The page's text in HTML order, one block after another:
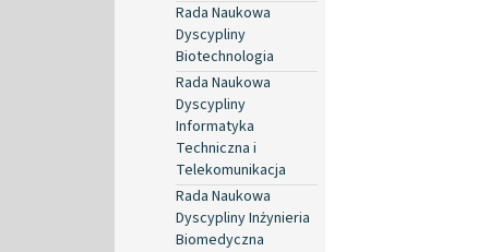
Rada Naukowa
Dyscypliny
Biotechnologia
Rada Naukowa
Dyscypliny
Informatyka
Techniczna i
Telekomunikacja
Rada Naukowa
Dyscypliny Inżynieria
Biomedyczna